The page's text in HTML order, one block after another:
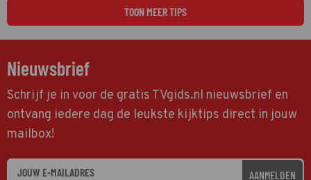
TOON MEER TIPS
Nieuwsbrief
Schrijf je in voor de gratis TVgids.nl nieuwsbrief en
ontvang iedere dag de leukste kijktips direct in jouw
mailbox!
AANMELDEN